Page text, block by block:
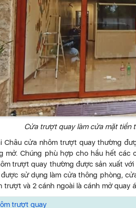
Cửa trượt quay làm cửa mặt tiền
Châu cửa nhôm trượt quay thường
mở. Chúng phù hợp cho hầu hết
trượt quay thường được sản xuất
sử dụng làm cửa thông phòng,
trượt và 2 cánh ngoài là cánh mở
trượt quay